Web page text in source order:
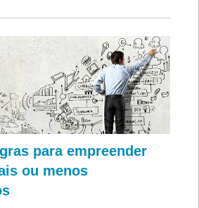
para empreender
ou menos